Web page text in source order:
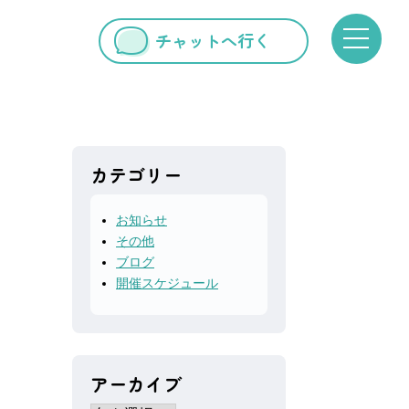
チャットへ行く
カテゴリー
お知らせ
その他
ブログ
開催スケジュール
アーカイブ